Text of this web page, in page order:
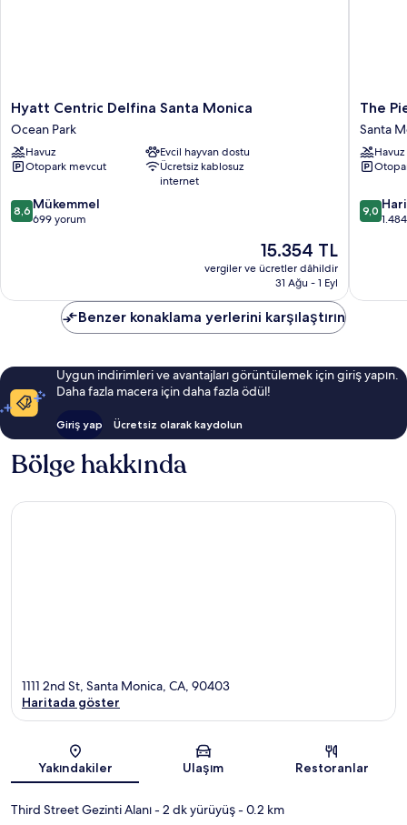
Hyatt
Centric
Delfina
Santa
Monica
Park
Hyatt Centric Delfina Santa Monica
Ocean Park
Havuz
Evcil hayvan dostu
Otopark mevcut
Ücretsiz kablosuz
internet
10
üzerinden
8,6 Mükemmel
699 yorum
Güncel
fiyat:
15.354 TL
15.354 TL
vergiler ve ücretler dâhildir
31 Ağu - 1 Eyl
The
Pierside
Santa
Monica
Santa
Merkez
The
Santa
Havuz
10
9,0
Benzer konaklama yerlerini karşılaştırın
Uygun indirimleri ve avantajları görüntülemek için giriş yapın.
Daha fazla macera için daha fazla ödül!
Giriş yap Ücretsiz olarak kaydolun
Bölge hakkında
Harita
1111 2nd St, Santa Monica, CA, 90403
Haritada göster
Yakındakiler Ulaşım Restoranlar
Third Street Gezinti Alanı- 2 dk yürüyüş- 0.2 km